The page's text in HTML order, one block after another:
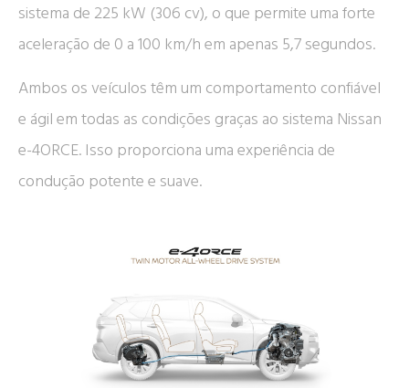
sistema de 225 kW (306 cv), o que permite uma forte
aceleração de 0 a 100 km/h em apenas 5,7 segundos.
Ambos os veículos têm um comportamento confiável
e ágil em todas as condições graças ao sistema Nissan
e-4ORCE. Isso proporciona uma experiência de
condução potente e suave.